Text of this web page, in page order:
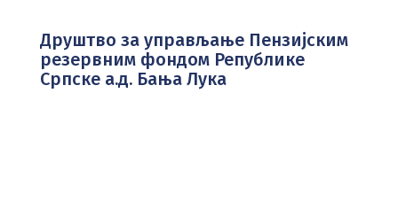
Друштво за управљање Пензијским
резервним фондом Републике
Српске а.д. Бања Лука